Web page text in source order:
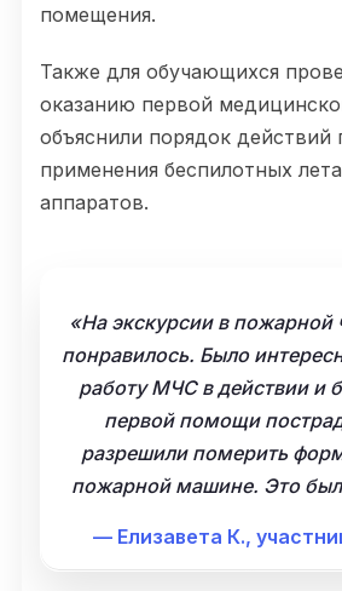
помещения.
Также для обучающихся
оказанию первой
объяснили порядок действий
применения беспилотных
аппаратов.
«На экскурсии в пожарной
понравилось. Было
работу МЧС в действии и
первой помощи
разрешили померить
пожарной машине. Это
— Елизавета К.,